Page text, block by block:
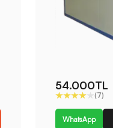
54.000TL
(7)
WhatsApp